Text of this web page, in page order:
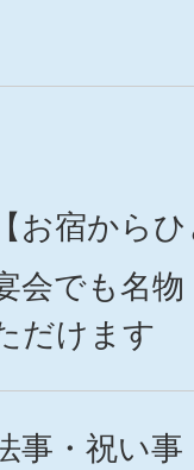
【お宿から
会でも名
だけます
事・祝い